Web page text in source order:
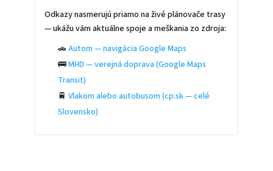
Odkazy nasmerujú priamo na živé plánovače trasy
— ukážu vám aktuálne spoje a meškania zo zdroja:
🚗Autom — navigácia Google Maps
🚌MHD — verejná doprava (Google Maps
Transit)
🚆Vlakom alebo autobusom (cp.sk — celé
Slovensko)